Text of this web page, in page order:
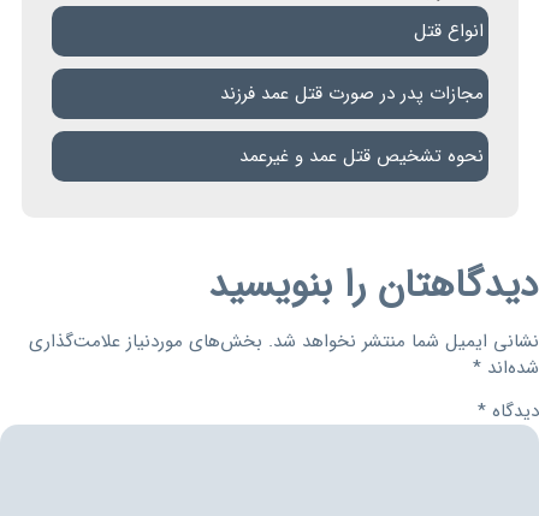
انواع قتل
مجازات پدر در صورت قتل عمد فرزند
نحوه تشخیص قتل عمد و غیرعمد
دیدگاهتان را بنویسید
نشانی ایمیل شما منتشر نخواهد شد. بخش‌های موردنیاز علامت‌گذاری
شده‌اند *
دیدگاه *